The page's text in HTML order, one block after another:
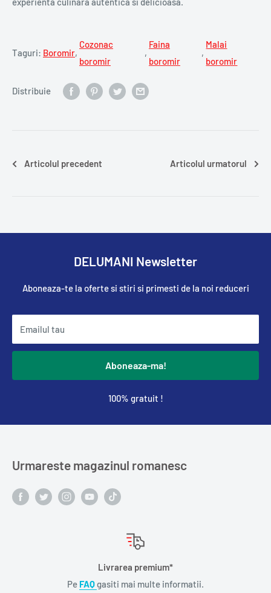
Taguri: Boromir,
Cozonac
boromir
,
Faina
boromir
,
Malai
boromir
Distribuie
Articolul precedent Articolul urmatorul
DELUMANI Newsletter
Aboneaza-te la oferte si stiri si primesti de la noi reduceri
Emailul tau
Aboneaza-ma!
100% gratuit !
Urmareste magazinul romanesc
Livrarea premium*
Pe FAQgasiti mai multe informatii.